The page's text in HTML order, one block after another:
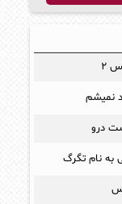
۲
نمیشم
درو
به نام تگرگ